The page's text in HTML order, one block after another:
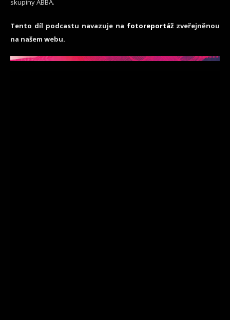
skupiny ABBA.
Tento díl podcastu navazuje na fotoreportáž zveřejněnou
na našem webu.